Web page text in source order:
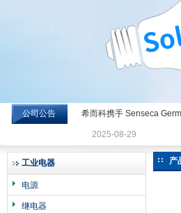
希而科工业控制设备有限公司
公司公告 希而科携手 Senseca
2025-08-29
工业电器
电源
继电器
产